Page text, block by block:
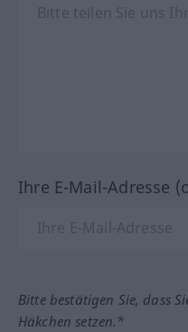
Ihre E-Mail-Adresse
Bitte bestätigen Sie, dass
Häkchen setzen.*